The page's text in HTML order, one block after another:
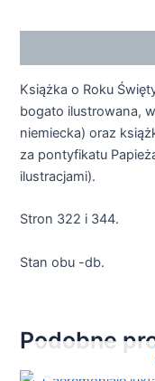
Książka o Roku
bogato ilustrowana,
niemiecka) oraz
za pontyfikatu
ilustracjami).
Stron 322 i 344.
Stan obu -db.
Podobne